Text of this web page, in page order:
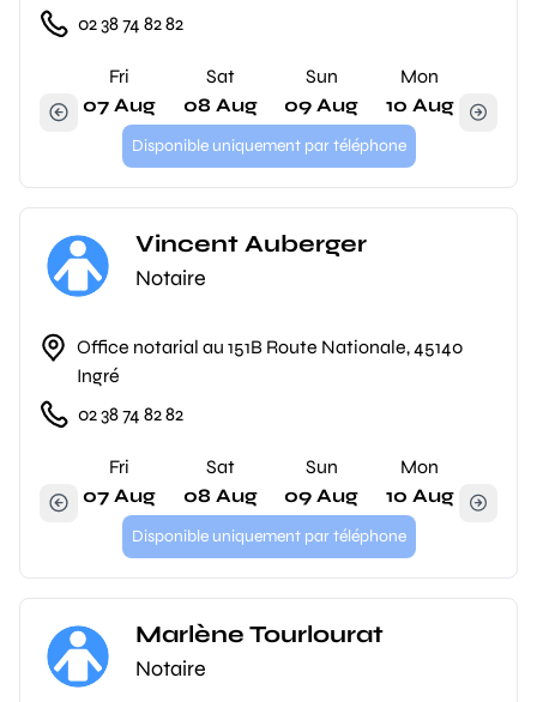
02 38 74 82 82
Fri
07 Aug
Sat
08 Aug
Sun
09 Aug
Mon
10 Aug
Disponible uniquement par téléphone
Vincent Auberger
Notaire
Office notarial au 151B Route Nationale, 45140
Ingré
02 38 74 82 82
Fri
07 Aug
Sat
08 Aug
Sun
09 Aug
Mon
10 Aug
Disponible uniquement par téléphone
Marlène Tourlourat
Notaire